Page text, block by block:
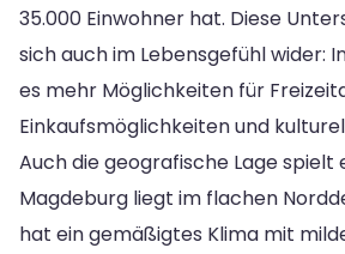
35.000 Einwohner hat. Diese
sich auch im Lebensgefühl wider:
es mehr Möglichkeiten für
Einkaufsmöglichkeiten und
Auch die geografische Lage spielt
Magdeburg liegt im flachen
hat ein gemäßigtes Klima mit